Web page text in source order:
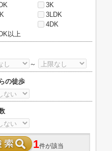
3K
3LDK
4DK
以上
～
の徒歩
1件が該当